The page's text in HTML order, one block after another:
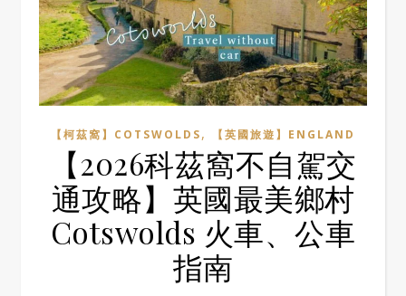
【柯茲窩】COTSWOLDS, 【英國旅遊】ENGLAND
【2026科茲窩不自駕交
通攻略】英國最美鄉村
Cotswolds 火車、公車
指南